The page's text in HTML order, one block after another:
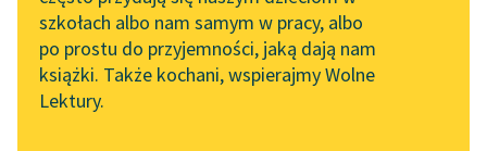
Chatterley” do słuchania
na Wolnych Lekturach
Nowy audiobook –
„Marzenie o Oriencie”
Widget Wolnych Lektur
Przypisy
szkołach albo nam samym w pracy, albo
po prostu do przyjemności, jaką dają nam
książki. Także kochani, wspierajmy Wolne
Lektury.
Tak...
Czytaj więcej